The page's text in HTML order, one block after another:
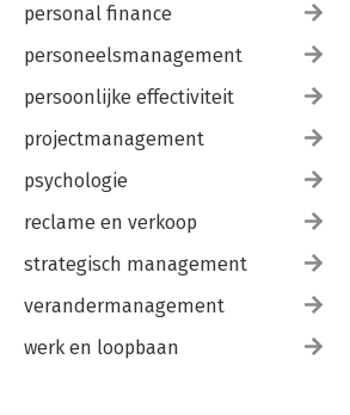
personal finance
personeelsmanagement
persoonlijke effectiviteit
projectmanagement
psychologie
reclame en verkoop
strategisch management
verandermanagement
werk en loopbaan